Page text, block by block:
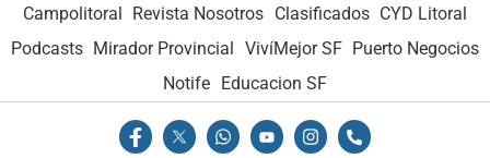
Campolitoral Revista Nosotros Clasificados CYD Litoral
Podcasts Mirador Provincial VivíMejor SF Puerto Negocios
Notife
Educacion SF